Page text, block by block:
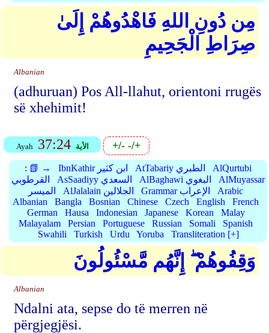
مِن دُونِ اللهِ فَاهْدُوهُمْ إِلَىٰ
صِرَاطِ الْجَحِيمِ
Albanian
(adhuruan) Pos All-llahut, orientoni rrugës
së xhehimit!
Ayah 37:24 الأية +/--/+
: 📗 → IbnKathir ابن كثير AtTabariy الطبري
AlQurtubi
القرطوبي
AsSaadiyy السعدي AlBaghawi البغوي
AlMuyassar
الميسر
AlJalalain الجلالين Grammar الإعراب
Arabic
Albanian
Bangla Bosnian Chinese Czech English
French
German
Hausa Indonesian Japanese Korean
Malay
Malayalam
Persian Portuguese Russian Somali
Spanish
Swahili
Turkish Urdu Yoruba Transliteration [+]
وَقِفُوهُمْ ۖ إِنَّهُم مَّسْئُولُونَ
Albanian
Ndalni ata, sepse do të merren në
përgjegjësi.